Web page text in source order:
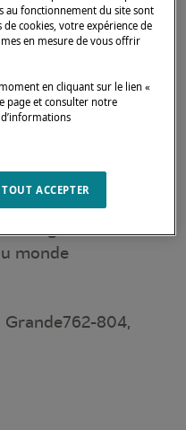
à vos
vous
monde
Grande762-804,
au fonctionnement du site sont
de cookies, votre expérience de
en mesure de vous offrir
en cliquant sur le lien «
page et consulter notre
TOUT ACCEPTER